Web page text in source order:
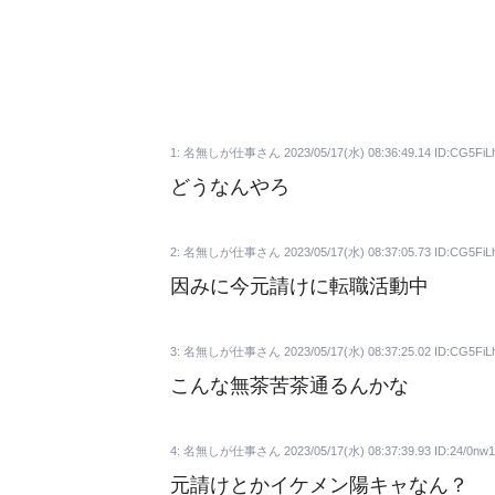
1: 名無しが仕事さん 2023/05/17(水) 08:36:49.14
どうなんやろ
2: 名無しが仕事さん 2023/05/17(水) 08:37:05.73
因みに今元請けに転職活動中
3: 名無しが仕事さん 2023/05/17(水) 08:37:25.02
こんな無茶苦茶通るんかな
4: 名無しが仕事さん 2023/05/17(水) 08:37:39.93 ID:24/
元請けとかイケメン陽キャなん？